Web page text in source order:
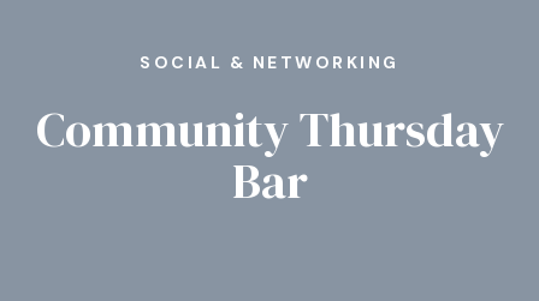
SOCIAL & NETWORKING
Community Thursday
Bar